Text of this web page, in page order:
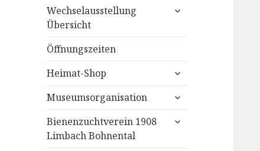
Wechselausstellung
Übersicht
untermenü
Öffnungszeiten
Heimat-Shop
untermenü
Museumsorganisation
untermenü
Bienenzuchtverein 1908
Limbach Bohnental
untermenü